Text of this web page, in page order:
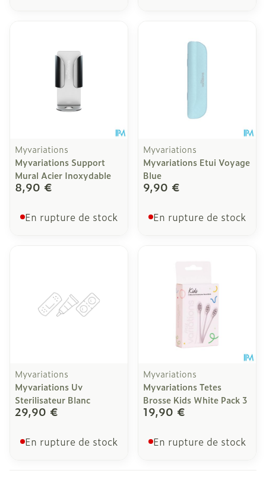
Myvariations
Myvariations Support
Mural Acier Inoxydable
8,90 €
En rupture de stock
Myvariations
Myvariations Etui Voyage
Blue
9,90 €
En rupture de stock
Myvariations
Myvariations Uv
Sterilisateur Blanc
29,90 €
En rupture de stock
Myvariations
Myvariations Tetes
Brosse Kids White Pack 3
19,90 €
En rupture de stock